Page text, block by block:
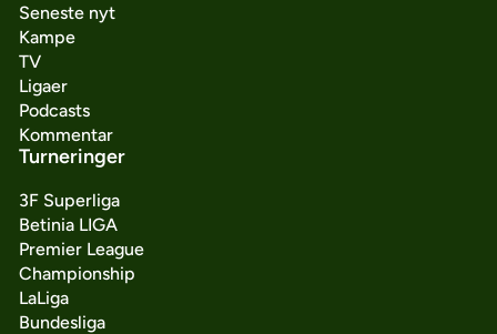
Seneste nyt
Kampe
TV
Ligaer
Podcasts
Kommentar
Turneringer
3F Superliga
Betinia LIGA
Premier League
Championship
LaLiga
Bundesliga